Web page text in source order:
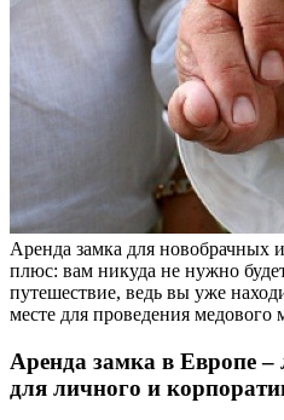
Аренда замка для новобрачных
плюс: вам никуда не нужно
путешествие, ведь вы уже
месте для проведения медового
Аренда замка в Европе –
для личного и